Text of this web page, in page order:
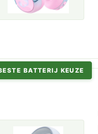
BATTERIJ KEUZE